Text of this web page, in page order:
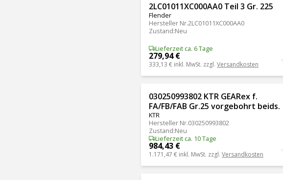
2LC01011XC000AA0 Teil 3 Gr. 225
Flender
Hersteller Nr.2LC01011XC000AA0
Zustand:Neu
Lieferzeit ca. 6 Tage
279,94 €
333,13 € inkl. MwSt. zzgl. Versandkosten
030250993802 KTR GEARex f.
FA/FB/FAB Gr.25 vorgebohrt beids.
KTR
Hersteller Nr.030250993802
Zustand:Neu
Lieferzeit ca. 10 Tage
984,43 €
1.171,47 € inkl. MwSt. zzgl. Versandkosten